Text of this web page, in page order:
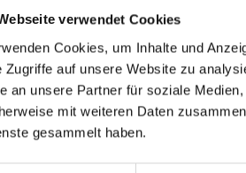
verwendet Cookies
Cookies, um Inhalte und
Zugriffe auf unsere Website zu
an unsere Partner für soziale
mit weiteren Daten
gesammelt haben.